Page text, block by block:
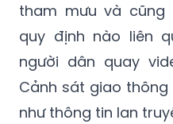
tham mưu và
quy định nào liên
người dân quay
Cảnh sát giao
như thông tin lan